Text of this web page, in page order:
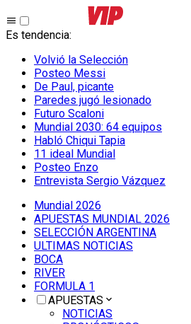
Es tendencia:
Volvió la Selección
Posteo Messi
De Paul, picante
Paredes jugó lesionado
Futuro Scaloni
Mundial 2030: 64 equipos
Habló Chiqui Tapia
11 ideal Mundial
Posteo Enzo
Entrevista Sergio Vázquez
Mundial 2026
APUESTAS MUNDIAL 2026
SELECCIÓN ARGENTINA
ULTIMAS NOTICIAS
BOCA
RIVER
FORMULA 1
APUESTAS
NOTICIAS